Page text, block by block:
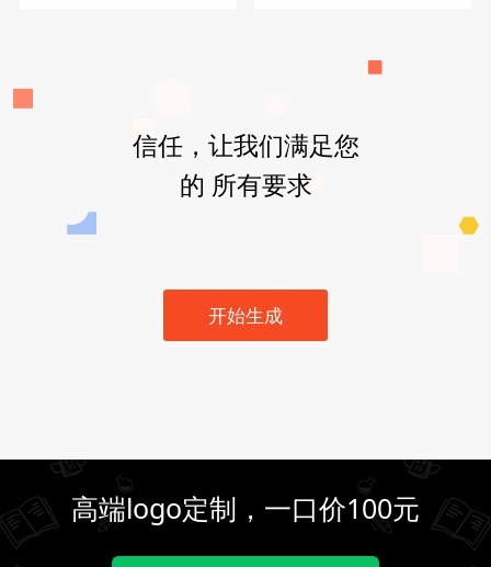
信任，让我们满足您
的 所有要求
开始生成
高端logo定制，一口价100元